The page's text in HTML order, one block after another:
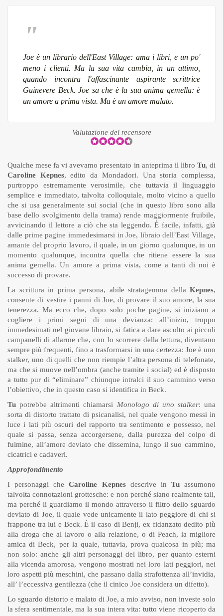
Joe è un librario dell'East Village: ama i libri, e un po'
meno i clienti. Ma la sua vita cambia, in un attimo,
quando incontra l'affascinante aspirante scrittrice
Guinevere Beck. Joe sa che è la sua anima gemella: è
un amore a prima vista. Ma è un amore malato.
Valutazione del recensore
Qualche mese fa vi avevamo presentato in anteprima il libro Tu, di
Caroline Kepnes, edito da Mondadori. Una storia complessa,
purtroppo estremamente verosimile, che tuttavia il linguaggio
semplice e immediato, talvolta colloquiale, molto vicino a quello
che si usa generalmente sui social (che in questo libro sono alla
base dello svolgimento della trama) rende maggiormente fruibile,
avvicinando il lettore a ciò che sta leggendo. È facile, infatti, già
dalle prime pagine immedesimarsi in Joe, libraio dell’East Village,
amante del proprio lavoro, il quale, in un giorno qualunque, in un
momento qualunque, incontra quella che ritiene essere la sua
anima gemella. Un amore a prima vista, come a tanti di noi è
successo di provare.
La scrittura in prima persona, abile stratagemma della Kepnes,
consente di vestire i panni di Joe, di provare il suo amore, la sua
tenerezza. Ma ecco che, dopo solo poche pagine, si iniziano a
cogliere i primi segni di una devianza: all’inizio, troppo
immedesimati nel giovane libraio, si fatica a dare ascolto ai piccoli
campanelli di allarme che, con lo scorrere della lettura, diventano
sempre più frequenti, fino a trasformarsi in una certezza: Joe è uno
stalker, uno di quelli che non riempie l’altra persona di telefonate,
ma che si muove nell’ombra (anche tramite i social) ed è disposto
a tutto pur di “eliminare” chiunque intralci il suo cammino verso
l’obiettivo, che in questo caso si identifica in Beck.
Tu potrebbe altrimenti chiamarsi Monologo di uno stalker: una
sorta di distorto trattato di psicanalisi, nel quale vengono messi in
luce i lati più oscuri del rapporto tra sentimento e possesso, nel
quale si passa, senza accorgersene, dalla purezza del colpo di
fulmine, all’amore deviato che dissemina, lungo il suo cammino,
cicatrici e cadaveri.
Approfondimento
I personaggi cheCaroline Kepnesdescrive in Tu assumono
talvolta connotazioni grottesche: e non perché siano realmente tali,
ma perché li guardiamo il mondo attraverso il filtro dello sguardo
deviato di Joe, il quale vede unicamente il lato peggiore di chi si
frappone tra lui e Beck. È il caso di Benji, ex fidanzato dedito più
alla droga che al lavoro o alla relazione, o di Peach, la migliore
amica di Beck, per la quale, tuttavia, prova qualcosa in più; ma
non solo: anche gli altri personaggi del libro, per quanto esterni
alla vicenda amorosa, vengono mostrati nei loro lati peggiori, nei
loro aspetti più meschini, che passano dalla strafottenza all’invidia,
all’ l’eccessiva gentilezza (che il cinico Joe considera un difetto).
Lo sguardo distorto e malato di Joe, a mio avviso, non investe solo
la sfera sentimentale, ma la sua intera vita: tutto viene ricoperto da